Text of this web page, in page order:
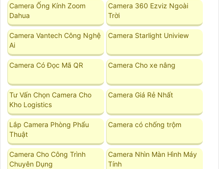
Camera Ống Kính Zoom
Dahua
Camera 360 Ezviz Ngoài
Trời
Camera Vantech Công Nghệ
Ai
Camera Starlight Uniview
Camera Có Đọc Mã QR Camera Cho xe nâng
Tư Vấn Chọn Camera Cho
Kho Logistics
Camera Giá Rẻ Nhất
Lắp Camera Phòng Phẩu
Thuật
Camera có chống trộm
Camera Cho Công Trình
Chuyên Dụng
Camera Nhìn Màn Hình Máy
Tính